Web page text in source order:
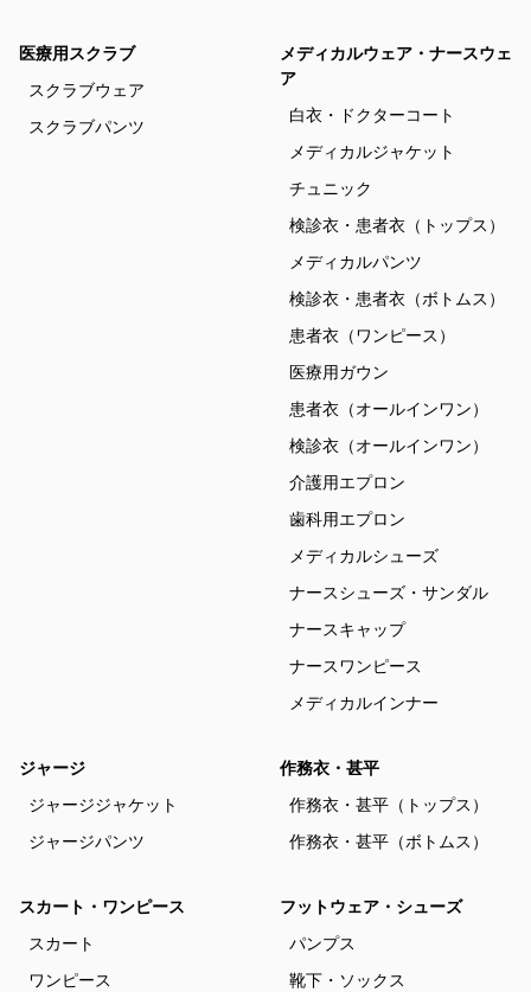
医療用スクラブ
スクラブウェア
スクラブパンツ
メディカルウェア・ナースウェ
ア
白衣・ドクターコート
メディカルジャケット
チュニック
検診衣・患者衣（トップス）
メディカルパンツ
検診衣・患者衣（ボトムス）
患者衣（ワンピース）
医療用ガウン
患者衣（オールインワン）
検診衣（オールインワン）
介護用エプロン
歯科用エプロン
メディカルシューズ
ナースシューズ・サンダル
ナースキャップ
ナースワンピース
メディカルインナー
ジャージ
ジャージジャケット
ジャージパンツ
作務衣・甚平
作務衣・甚平（トップス）
作務衣・甚平（ボトムス）
スカート・ワンピース
スカート
ワンピース
フットウェア・シューズ
パンプス
靴下・ソックス